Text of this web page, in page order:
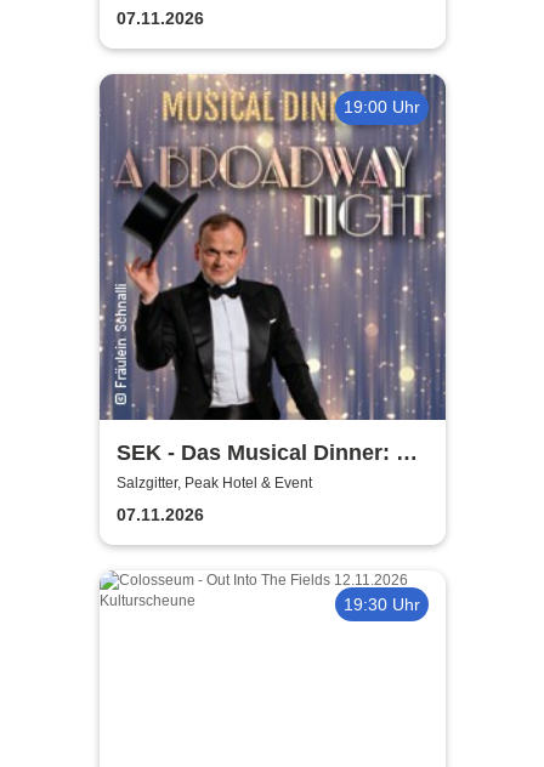
07.11.2026
19:00 Uhr
SEK - Das Musical Dinner: A
Broadway Night
Salzgitter, Peak Hotel & Event
07.11.2026
19:30 Uhr